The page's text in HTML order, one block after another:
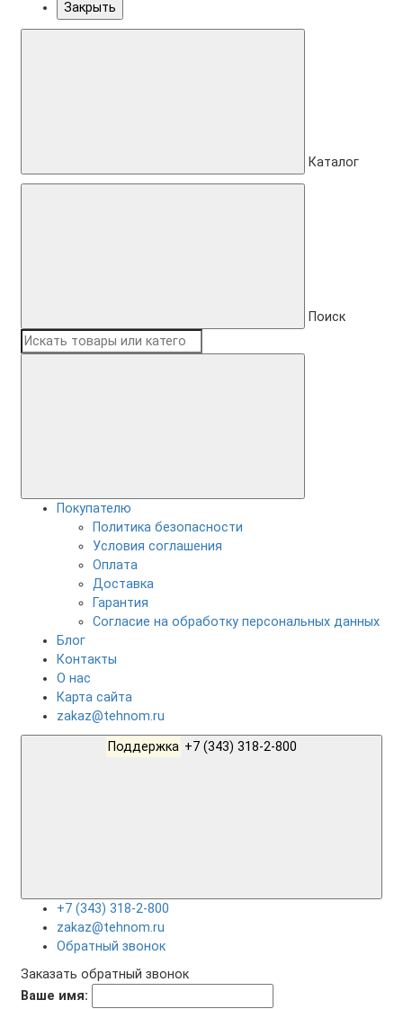
Закрыть
Каталог
Поиск
Покупателю
Политика безопасности
Условия соглашения
Оплата
Доставка
Гарантия
Согласие на обработку персональных данных
Блог
Контакты
О нас
Карта сайта
zakaz@tehnom.ru
Поддержка
+7 (343) 318-2-800
zakaz@tehnom.ru
Обратный звонок
Заказать обратный звонок
Ваше имя: